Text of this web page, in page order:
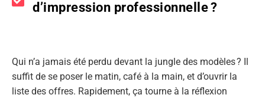
d’impression professionnelle ?
Qui n’a jamais été perdu devant la jungle des modèles ? Il
suffit de se poser le matin, café à la main, et d’ouvrir la
liste des offres. Rapidement, ça tourne à la réflexion